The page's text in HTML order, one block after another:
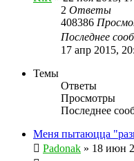
2 Ответы
408386
Последнее
17 апр 2015,
Темы
Ответы
Просмотры
Последнее
Меня пытаюцца
Padonak » 18 июн